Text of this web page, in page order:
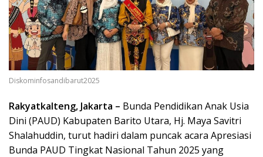
Diskominfosandibarut2025
Rakyatkalteng, Jakarta – Bunda Pendidikan Anak Usia
Dini (PAUD) Kabupaten Barito Utara, Hj. Maya Savitri
Shalahuddin, turut hadiri dalam puncak acara Apresiasi
Bunda PAUD Tingkat Nasional Tahun 2025 yang